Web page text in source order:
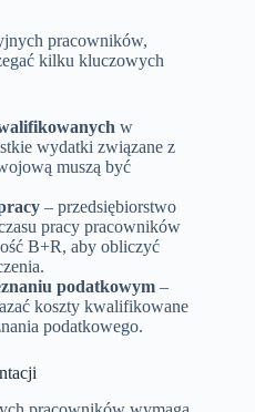
pracowników,
kilku kluczowych
w
wydatki związane z
muszą być
– przedsiębiorstwo
pracy pracowników
B+R, aby obliczyć
podatkowym –
koszty kwalifikowane
podatkowego.